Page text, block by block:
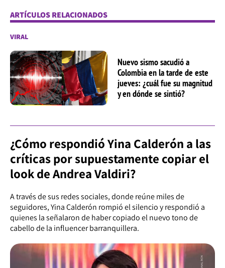
ARTÍCULOS RELACIONADOS
VIRAL
Nuevo sismo sacudió a
Colombia en la tarde de este
jueves: ¿cuál fue su magnitud
y en dónde se sintió?
¿Cómo respondió Yina Calderón a las
críticas por supuestamente copiar el
look de Andrea Valdiri?
A través de sus redes sociales, donde reúne miles de
seguidores, Yina Calderón rompió el silencio y respondió a
quienes la señalaron de haber copiado el nuevo tono de
cabello de la influencer barranquillera.